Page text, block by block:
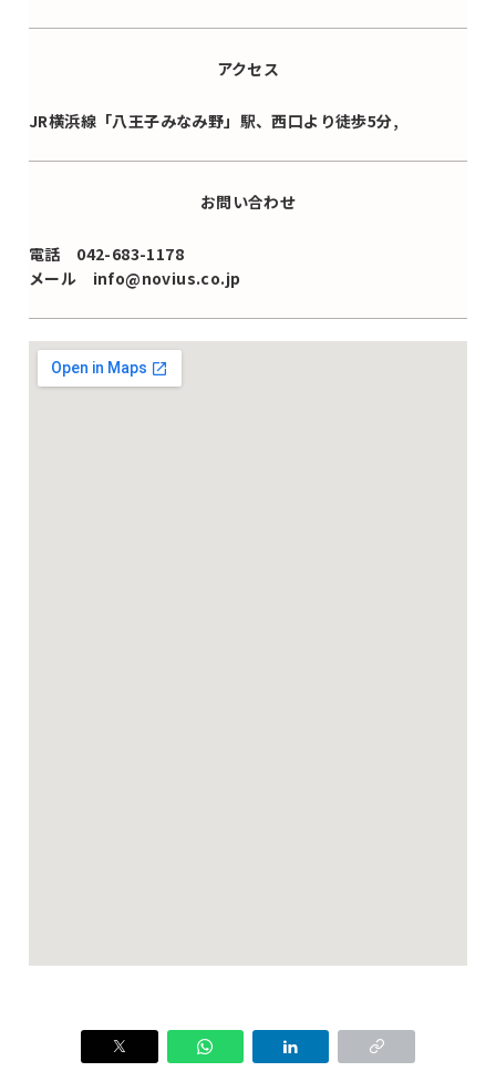
アクセス
JR横浜線「八王子みなみ野」駅、西口より徒歩5分,
お問い合わせ
電話 042-683-1178
メール info@novius.co.jp